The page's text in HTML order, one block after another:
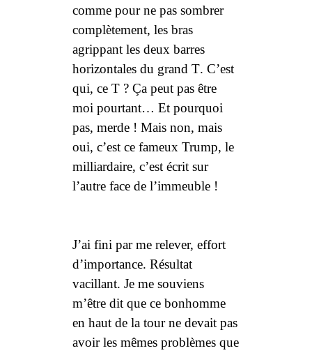
comme pour ne pas sombrer
complètement, les bras
agrippant les deux barres
horizontales du grand T. C’est
qui, ce T ? Ça peut pas être
moi pourtant… Et pourquoi
pas, merde ! Mais non, mais
oui, c’est ce fameux Trump, le
milliardaire, c’est écrit sur
l’autre face de l’immeuble !
J’ai fini par me relever, effort
d’importance. Résultat
vacillant. Je me souviens
m’être dit que ce bonhomme
en haut de la tour ne devait pas
avoir les mêmes problèmes que